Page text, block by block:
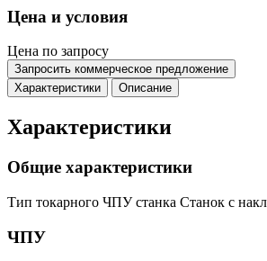
Цена и условия
Цена по запросу
Запросить коммерческое предложение
Характеристики
Описание
Характеристики
Общие характеристики
Тип токарного ЧПУ станка Станок с
ЧПУ